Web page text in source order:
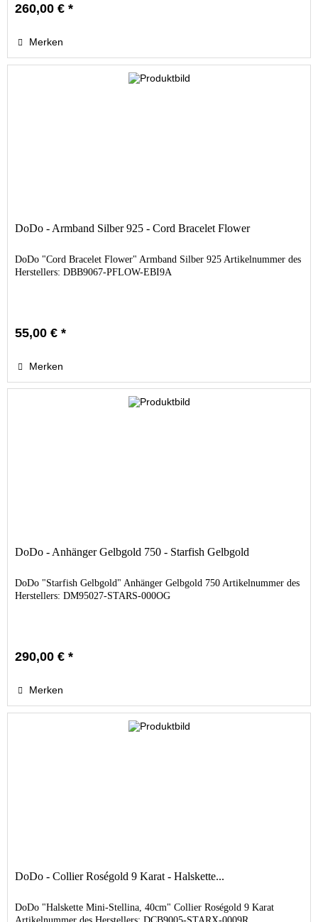
260,00 € *
Merken
DoDo - Armband Silber 925 - Cord Bracelet Flower
DoDo "Cord Bracelet Flower" Armband Silber 925 Artikelnummer des
Herstellers: DBB9067-PFLOW-EBI9A
55,00 € *
Merken
DoDo - Anhänger Gelbgold 750 - Starfish Gelbgold
DoDo "Starfish Gelbgold" Anhänger Gelbgold 750 Artikelnummer des
Herstellers: DM95027-STARS-000OG
290,00 € *
Merken
DoDo - Collier Roségold 9 Karat - Halskette...
DoDo "Halskette Mini-Stellina, 40cm" Collier Roségold 9 Karat